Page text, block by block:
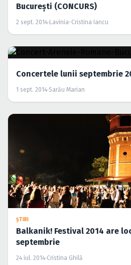
Bucureşti (CONCURS)
2 sept. 2014· Lavinia-Cristina Iancu
Concertele lunii septembrie
1 sept. 2014·Sarău Marian
ŞTIRI
Balkanik! Festival 2014 are
septembrie
24 iul. 2014·Cristina Ghilă